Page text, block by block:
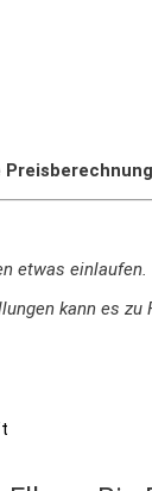
etwas einlaufen.
kann es zu